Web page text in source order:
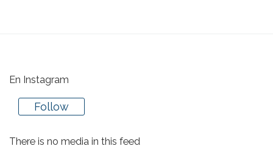
En Instagram
Follow
There is no media in this feed